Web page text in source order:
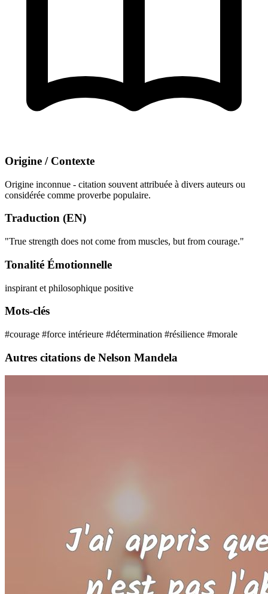
Origine / Contexte
Origine inconnue - citation souvent attribuée à divers auteurs ou
considérée comme proverbe populaire.
Traduction (EN)
"True strength does not come from muscles, but from courage."
Tonalité Émotionnelle
inspirant et philosophique positive
Mots-clés
#courage #force intérieure #détermination #résilience #morale
Autres citations de Nelson Mandela